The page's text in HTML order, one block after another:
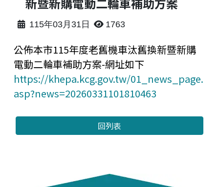
115年03月31日 1763
公佈本市115年度老舊機車汰舊換新暨新購
電動二輪車補助方案-網址如下
https://khepa.kcg.gov.tw/01_news_page.
asp?news=20260331101810463
回列表